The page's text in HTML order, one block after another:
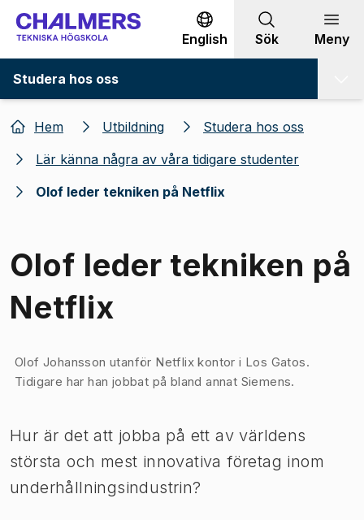
Gå till innehållet
English Sök Meny
Studera hos oss
Hem Utbildning
Studera hos oss
Lär känna några av våra tidigare studenter
Olof leder tekniken på Netflix
Olof leder tekniken på
Netflix
Bild 1 av 1
Olof Johansson utanför Netflix kontor i Los Gatos.
Tidigare har han jobbat på bland annat Siemens.
Hur är det att jobba på ett av världens
största och mest innovativa företag inom
underhållningsindustrin?